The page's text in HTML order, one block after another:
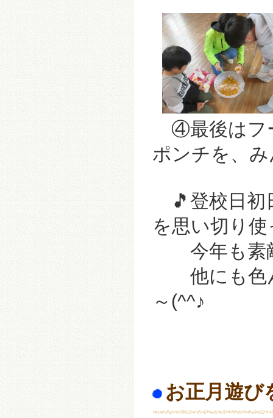
④最後はフ
ポンチを、
🎵登校日初
を思い切り
今年も素
他にも色ん
～(^^♪
お正月遊び